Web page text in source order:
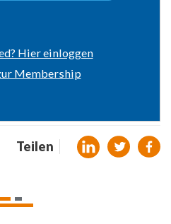
Hier einloggen
Membership
Teilen